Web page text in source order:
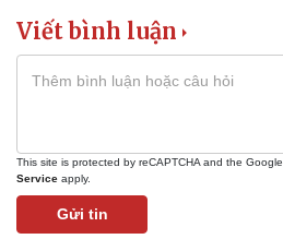
Viết bình luận
This site is protected by reCAPTCHA and the Google
Service apply.
Gửi tin